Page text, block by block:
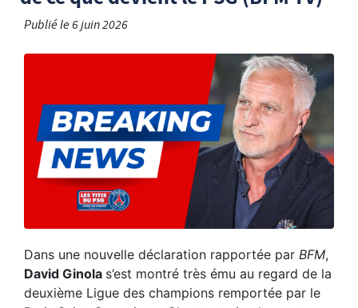
Publié le6 juin 2026
Dans une nouvelle déclaration rapportée par BFM,
David Ginola s’est montré très ému au regard de la
deuxième Ligue des champions remportée par le